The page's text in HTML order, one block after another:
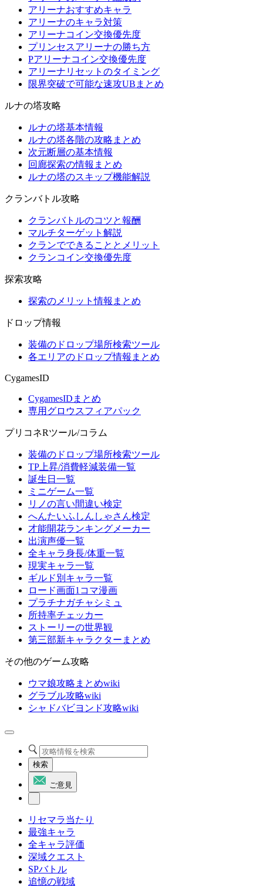
アリーナおすすめキャラ
アリーナのキャラ対策
アリーナコイン交換優先度
プリンセスアリーナの勝ち方
Pアリーナコイン交換優先度
アリーナリセットのタイミング
限界突破で可能な速攻UBまとめ
ルナの塔攻略
ルナの塔基本情報
ルナの塔各階の攻略まとめ
次元断層の基本情報
回廊探索の情報まとめ
ルナの塔のスキップ機能解説
クランバトル攻略
クランバトルのコツと報酬
マルチターゲット解説
クランでできることとメリット
クランコイン交換優先度
探索攻略
探索のメリット情報まとめ
ドロップ情報
装備のドロップ場所検索ツール
各エリアのドロップ情報まとめ
CygamesID
CygamesIDまとめ
専用グロウスフィアパック
プリコネRツール/コラム
装備のドロップ場所検索ツール
TP上昇/消費軽減装備一覧
誕生日一覧
ミニゲーム一覧
リノの言い間違い検定
へんたいふしんしゃさん検定
才能開花ランキングメーカー
出演声優一覧
全キャラ身長/体重一覧
現実キャラ一覧
ギルド別キャラ一覧
ロード画面1コマ漫画
プラチナガチャシミュ
所持率チェッカー
ストーリーの世界観
第三部新キャラクターまとめ
その他のゲーム攻略
ウマ娘攻略まとめwiki
グラブル攻略wiki
シャドバビヨンド攻略wiki
検索
ご意見
リセマラ当たり
最強キャラ
全キャラ評価
深域クエスト
SPバトル
追憶の戦域